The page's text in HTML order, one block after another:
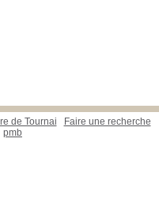
de Tournai
Faire une recherche
pmb